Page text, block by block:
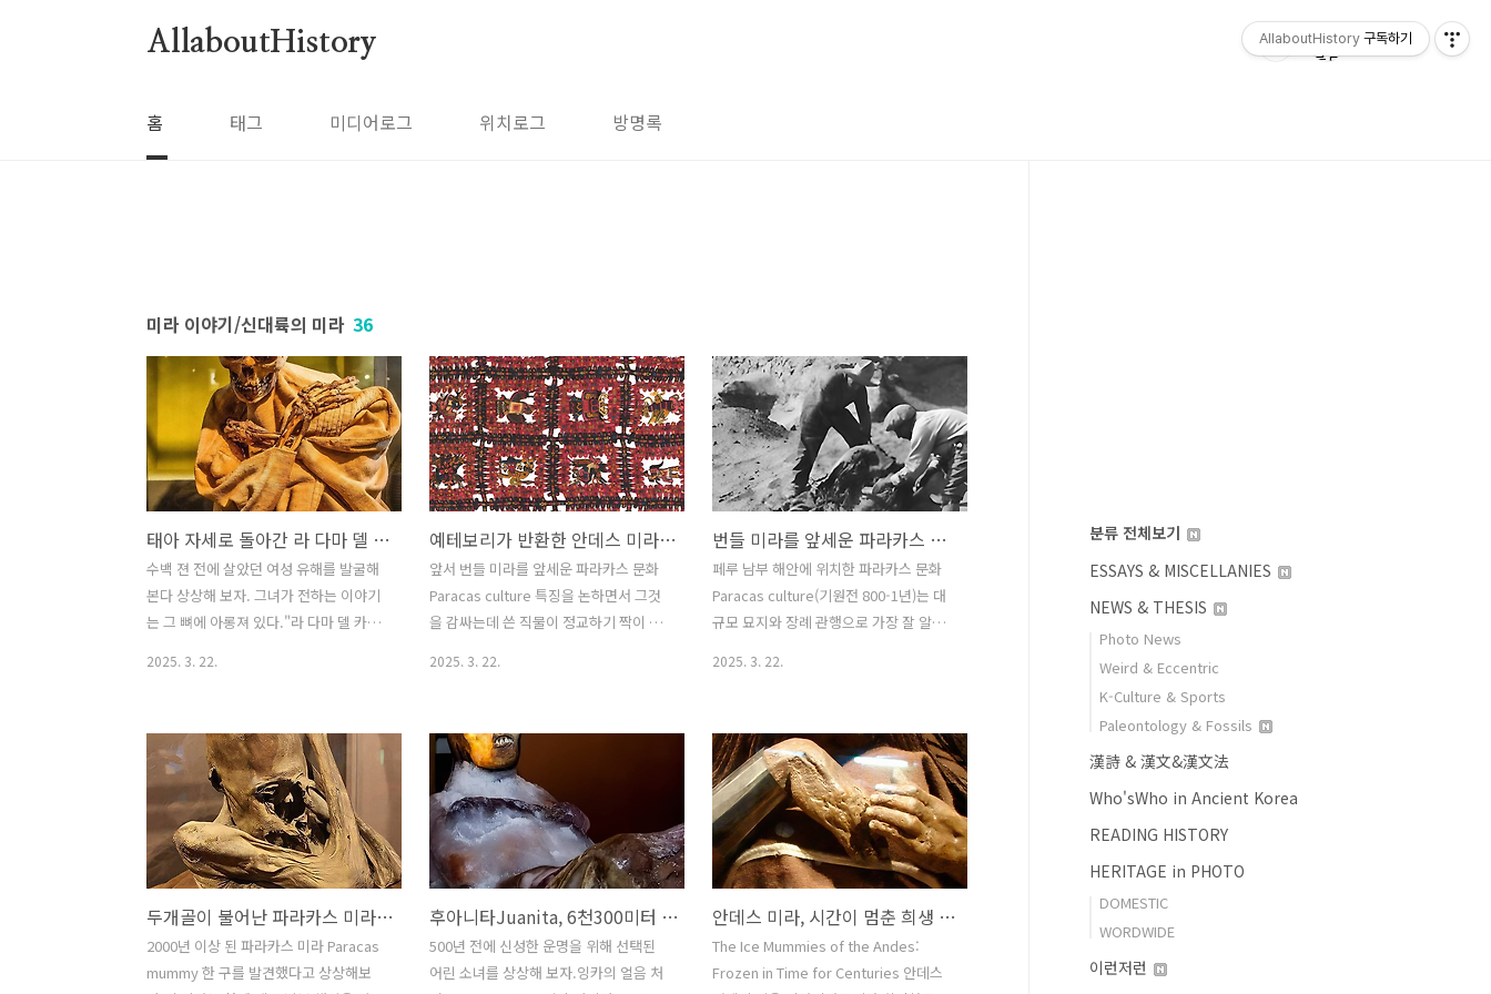
AllaboutHistory
홈 태그 미디어로그 위치로그 방명록
미라 이야기/신대륙의 미라 36
태아 자세로 돌아간 라 다마 델 카벨로 코르토 La Dama del Cabello Corto
수백 젼 전에 살았던 여성 유해를 발굴해
본다 상상해 보자. 그녀가 전하는 이야기
는 그 뼈에 아롱져 있다."라 다마 델 카벨
그 몸은 태아 자세로 누워 있었으며, 팔은
가슴 위로 교차되어 있었다.그 짧고 약간
물결 모양 머리카락은 회색이 섞인 채 여
전히 두개골에 달라붙어 있었고, 피부와
눈썹 잔해는 그녀가 한때 살았음을 암시
한다.입천장과 왼손에서 금속판이 발견되
었는데, 이는 고대 의식이나 지위와 관련
이 있는 신비한 유물일 수 있다.그 삶은 인
내의 삶이었다.뼈는 골관절염, 치유된 골
절, 수년간의 힘든 노동으로 닳아버린 척
2025. 3. 22.
예테보리가 반환한 안데스 미라 직물
앞서 번들 미라를 앞세운 파라카스 문화
Paracas culture 특징을 논하면서 그것
을 감싸는데 쓴 직물이 정교하기 짝이 없
살펴본다. 문제의 직물은 ‘예테보리의 수
의 The Shroud of Gothenburg’라 일컫
는 것으로, 정교하기 짝이 없는 이 직물은
2014년 6월에 반환됐다. 당시 스웨덴 예
테보리 시는 1930년대 이래 국립세계문
화박물
관 National Museums of World Culture 이
소장 관리 중인 페루 문화재 89점을 회차
를 나누어 페루로 반환하기로 하고, 저때
1차로 저를 포함한 고대 안데스 직
2025. 3. 22.
번들 미라를 앞세운 파라카스 문화 Paracas culture
페루 남부 해안에 위치한 파라카스 문화
Paracas culture(기원전 800-1년)는 대
규모 묘지와 장례 관행으로 가장 잘 알려
된다.파라카스 반도Paracas Peninsulas
의 아열대 사막 환경은 미라 제작에 가장
유리한 조건을 갖추고 있어 미라 꾸러미
에 포함되었던 멋진 직물이 보존될 수 있
었다.파라카스 반도에는 두 가지 뚜렷한
유형의 묘지가 발견되었다.파라카스 카베
르나스Paracas Cavernas라고 불리는
가장 초기의 예는 지하 동굴
subterranean caverns에 밀집된 매장
compact internments이 특징이며, 매
2025. 3. 22.
두개골이 불어난 파라카스 미라 Paracas mummy
2000년 이상 된 파라카스 미라 Paracas
mummy 한 구를 발견했다고 상상해보
후아니타Juanita, 6천300미터 안데스에서 재림한 잉카 얼음 소녀
500년 전에 신성한 운명을 위해 선택된
어린 소녀를 상상해 보자.잉카의 얼음 처
안데스 미라, 시간이 멈춘 희생 얼음 인간
The Ice Mummies of the Andes:
Frozen in Time for Centuries 안데스
분류 전체보기
ESSAYS & MISCELLANIES
NEWS & THESIS
Photo News
Weird & Eccentric
K-Culture & Sports
Paleontology & Fossils
漢詩 & 漢文&漢文法
Who'sWho in Ancient Korea
READING HISTORY
HERITAGE in PHOTO
DOMESTIC
WORDWIDE
이런저런
AllaboutHistory 구독하기